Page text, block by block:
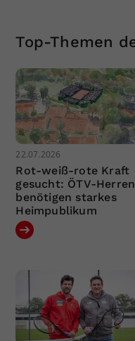
Top-Themen
22.07.2026
Rot-weiß-rote Kraft
gesucht: ÖTV-Herren
benötigen starkes
Heimpublikum